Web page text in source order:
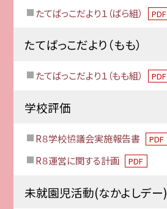
たてばっこだより１（ばら組） PDF
たてばっこだより（もも）
たてばっこだより１（もも組） PDF
学校評価
R８学校協議会実施報告書 PDF
R８運営に関する計画 PDF
未就園児活動(なかよしデー)